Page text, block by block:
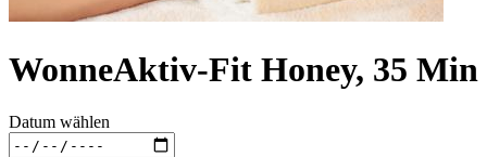
WonneAktiv-Fit Honey, 35 Min
Datum wählen